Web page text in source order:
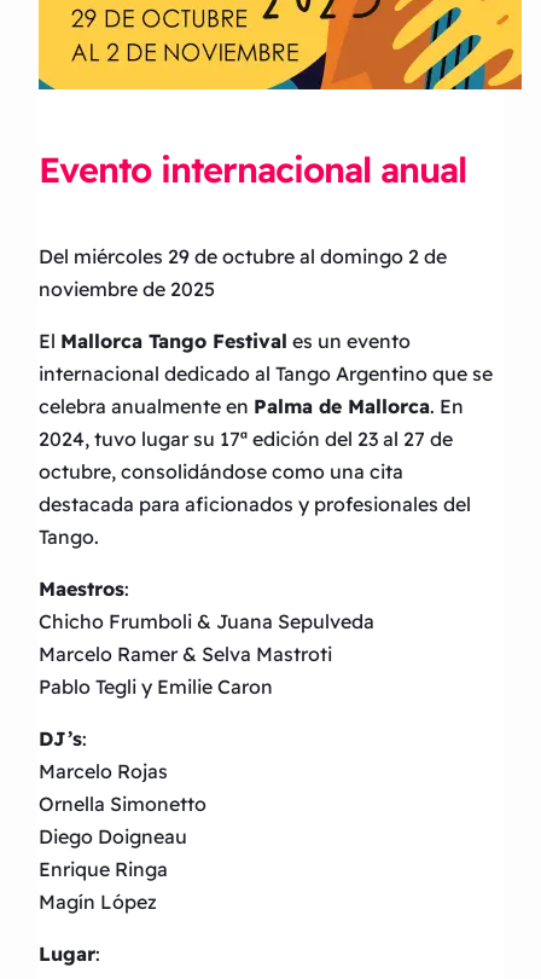
Evento internacional anual
Del miércoles 29 de octubre al domingo 2 de
noviembre de 2025
El Mallorca Tango Festival es un evento
internacional dedicado al Tango Argentino que se
celebra anualmente en Palma de Mallorca. En
2024, tuvo lugar su 17ª edición del 23 al 27 de
octubre, consolidándose como una cita
destacada para aficionados y profesionales del
Tango.
Maestros:
Chicho Frumboli & Juana Sepulveda
Marcelo Ramer & Selva Mastroti
Pablo Tegli y Emilie Caron
DJ’s:
Marcelo Rojas
Ornella Simonetto
Diego Doigneau
Enrique Ringa
Magín López
Lugar: